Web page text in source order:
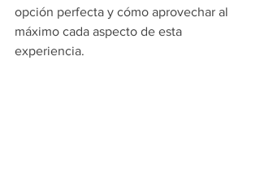
opción perfecta y cómo aprovechar al
máximo cada aspecto de esta
experiencia.